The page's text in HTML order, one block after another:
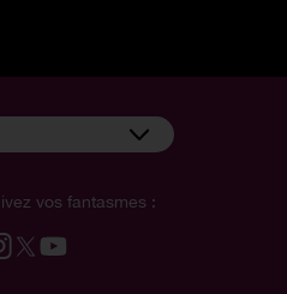
vos fantasmes :